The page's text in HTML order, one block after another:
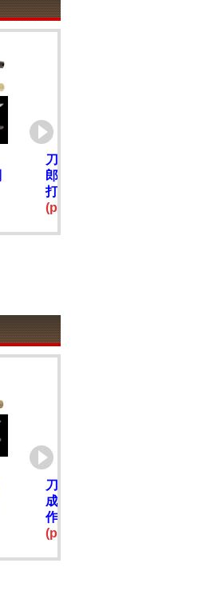
刀 泰龍斎宗寛造之 応
郎需 文久元年五月日 附
打刀拵 特別保存刀剣鑑
(price)3,600,000円(JPY)
刀 長谷堂住人 上林恒
成二年十月吉日 無鑑査
作日本刀証明証
(price)2,400,000円(JPY)